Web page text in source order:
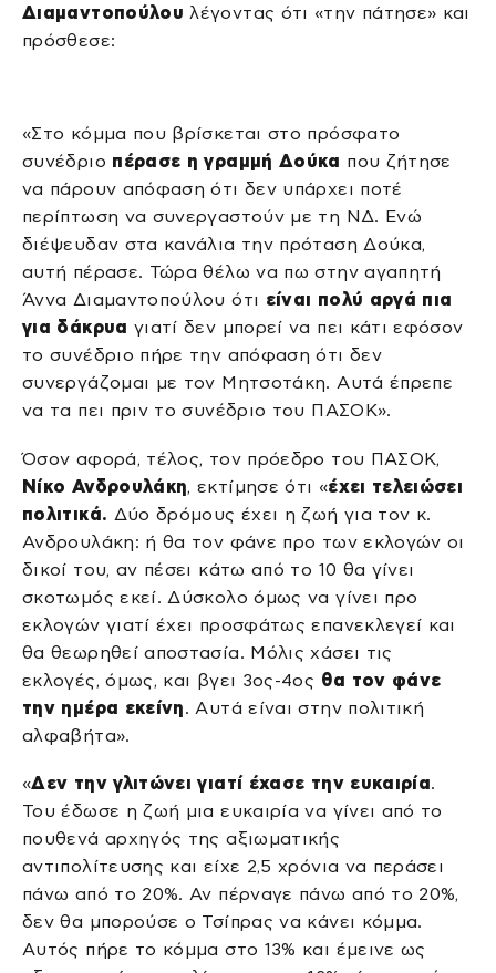
Διαμαντοπούλου λέγοντας ότι «την πάτησε» και
πρόσθεσε:
«Στο κόμμα που βρίσκεται στο πρόσφατο
συνέδριο πέρασε η γραμμή Δούκα που ζήτησε
να πάρουν απόφαση ότι δεν υπάρχει ποτέ
περίπτωση να συνεργαστούν με τη ΝΔ. Ενώ
διέψευδαν στα κανάλια την πρόταση Δούκα,
αυτή πέρασε. Τώρα θέλω να πω στην αγαπητή
Άννα Διαμαντοπούλου ότι είναι πολύ αργά πια
για δάκρυα γιατί δεν μπορεί να πει κάτι εφόσον
το συνέδριο πήρε την απόφαση ότι δεν
συνεργάζομαι με τον Μητσοτάκη. Αυτά έπρεπε
να τα πει πριν το συνέδριο του ΠΑΣΟΚ».
Όσον αφορά, τέλος, τον πρόεδρο του ΠΑΣΟΚ,
Νίκο Ανδρουλάκη, εκτίμησε ότι «έχει τελειώσει
πολιτικά. Δύο δρόμους έχει η ζωή για τον κ.
Ανδρουλάκη: ή θα τον φάνε προ των εκλογών οι
δικοί του, αν πέσει κάτω από το 10 θα γίνει
σκοτωμός εκεί. Δύσκολο όμως να γίνει προ
εκλογών γιατί έχει προσφάτως επανεκλεγεί και
θα θεωρηθεί αποστασία. Μόλις χάσει τις
εκλογές, όμως, και βγει 3ος-4ος θα τον φάνε
την ημέρα εκείνη. Αυτά είναι στην πολιτική
αλφαβήτα».
«Δεν την γλιτώνει γιατί έχασε την ευκαιρία.
Του έδωσε η ζωή μια ευκαιρία να γίνει από το
πουθενά αρχηγός της αξιωματικής
αντιπολίτευσης και είχε 2,5 χρόνια να περάσει
πάνω από το 20%. Αν πέρναγε πάνω από το 20%,
δεν θα μπορούσε ο Τσίπρας να κάνει κόμμα.
Αυτός πήρε το κόμμα στο 13% και έμεινε ως